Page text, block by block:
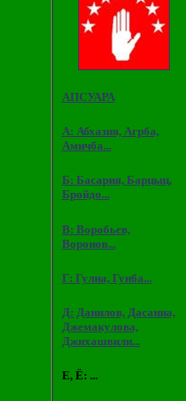
АПСУАРА
А: Абхазия, Агрба,
Амичба...
Б: Басария, Барцыц,
Бройдо...
В: Воробьев,
Воронов...
Г: Гулиа, Гунба...
Д: Данилов, Дасаниа,
Джемакулова,
Джихашвили...
Е, Ё: ...